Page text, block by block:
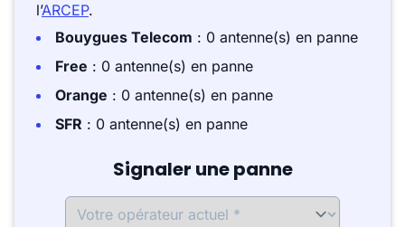
l’ARCEP.
Bouygues Telecom : 0 antenne(s) en panne
Free : 0 antenne(s) en panne
Orange : 0 antenne(s) en panne
SFR : 0 antenne(s) en panne
Signaler une panne